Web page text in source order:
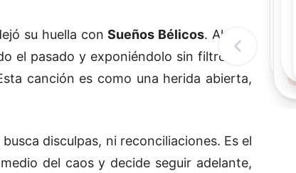
su huella conSueños Bélicos. Ahora,
el pasado y exponiéndolo sin filtros en
canción es como una herida abierta,
busca disculpas, ni reconciliaciones. Es el
del caos y decide seguir adelante,